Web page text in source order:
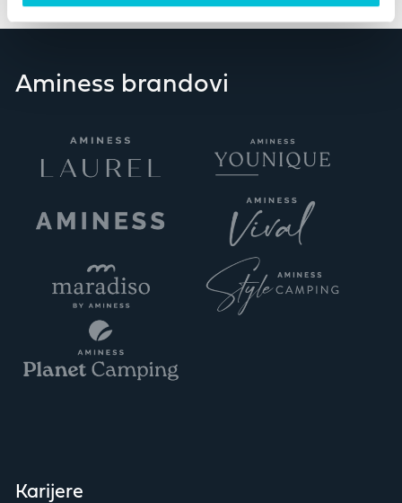
Aminess brandovi
Karijere